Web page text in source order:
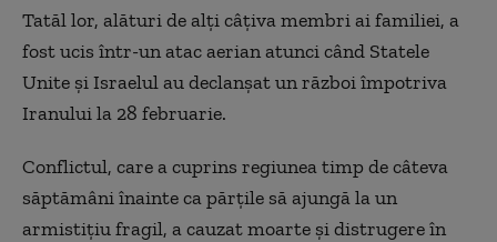
Tatăl lor, alături de alţi câţiva membri ai familiei, a
fost ucis într-un atac aerian atunci când Statele
Unite şi Israelul au declanşat un război împotriva
Iranului la 28 februarie.
Conflictul, care a cuprins regiunea timp de câteva
săptămâni înainte ca părţile să ajungă la un
armistiţiu fragil, a cauzat moarte şi distrugere în